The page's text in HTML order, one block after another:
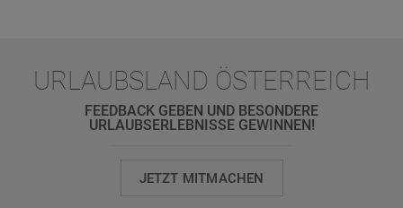
URLAUBSLAND ÖSTERREICH
FEEDBACK GEBEN UND BESONDERE
URLAUBSERLEBNISSE GEWINNEN!
JETZT MITMACHEN